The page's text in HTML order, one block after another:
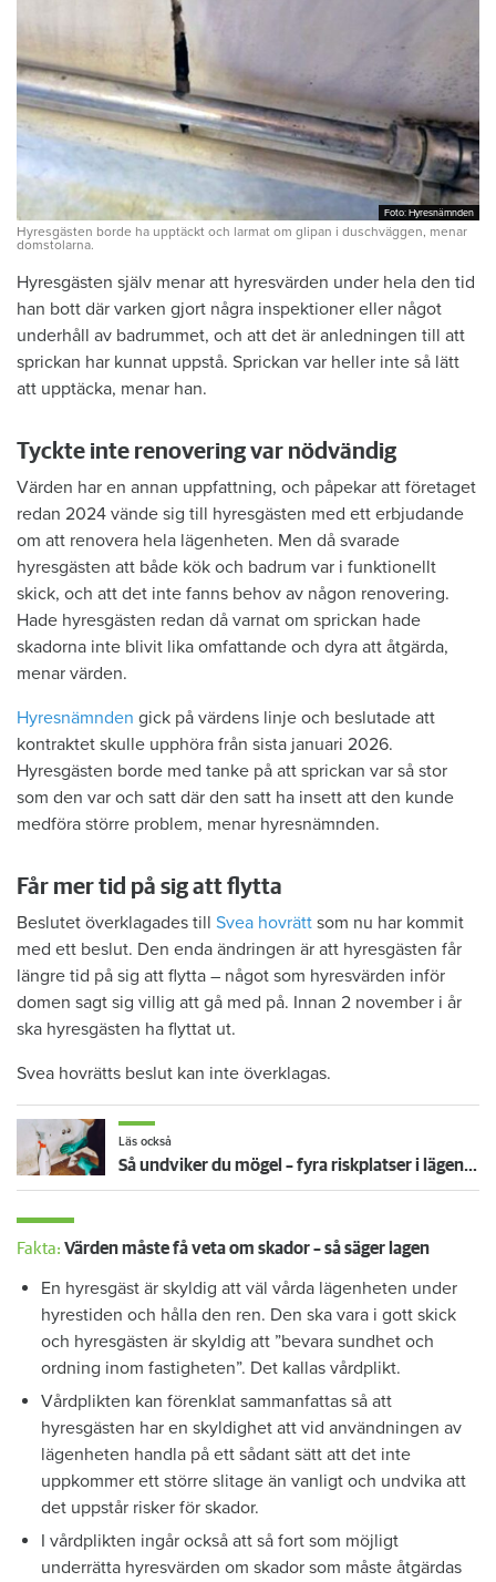
Foto: Hyresnämnden
Foto: Hyresnämnden
Hyresgästen borde ha upptäckt och larmat om glipan i duschväggen, menar
domstolarna.
Hyresgästen själv menar att hyresvärden under hela den tid
han bott där varken gjort några inspektioner eller något
underhåll av badrummet, och att det är anledningen till att
sprickan har kunnat uppstå. Sprickan var heller inte så lätt
att upptäcka, menar han.
Tyckte inte renovering var nödvändig
Värden har en annan uppfattning, och påpekar att företaget
redan 2024 vände sig till hyresgästen med ett erbjudande
om att renovera hela lägenheten. Men då svarade
hyresgästen att både kök och badrum var i funktionellt
skick, och att det inte fanns behov av någon renovering.
Hade hyresgästen redan då varnat om sprickan hade
skadorna inte blivit lika omfattande och dyra att åtgärda,
menar värden.
Hyresnämnden gick på värdens linje och beslutade att
kontraktet skulle upphöra från sista januari 2026.
Hyresgästen borde med tanke på att sprickan var så stor
som den var och satt där den satt ha insett att den kunde
medföra större problem, menar hyresnämnden.
Får mer tid på sig att flytta
Beslutet överklagades till Svea hovrätt som nu har kommit
med ett beslut. Den enda ändringen är att hyresgästen får
längre tid på sig att flytta – något som hyresvärden inför
domen sagt sig villig att gå med på. Innan 2 november i år
ska hyresgästen ha flyttat ut.
Svea hovrätts beslut kan inte överklagas.
Läs också
Så undviker du mögel – fyra riskplatser i lägenheten: ”Måste städa bort”
Fakta: Värden måste få veta om skador – så säger lagen
En hyresgäst är skyldig att väl vårda lägenheten under
hyrestiden och hålla den ren. Den ska vara i gott skick
och hyresgästen är skyldig att ”bevara sundhet och
ordning inom fastigheten”. Det kallas vårdplikt.
Vårdplikten kan förenklat sammanfattas så att
hyresgästen har en skyldighet att vid användningen av
lägenheten handla på ett sådant sätt att det inte
uppkommer ett större slitage än vanligt och undvika att
det uppstår risker för skador.
I vårdplikten ingår också att så fort som möjligt
underrätta hyresvärden om skador som måste åtgärdas